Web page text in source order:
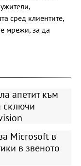
сред клиентите,
мрежи, за да
апетит към
сключи
Microsoft в
в звеното